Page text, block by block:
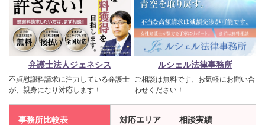
弁護士法人ジェネシス
不貞慰謝料請求に注力している弁護士
が、親身になり対応します！
ルシェル法律事務所
ご相談は無料です、お気軽にお問い合
わせください！
事務所比較表 対応エリア 相談実績